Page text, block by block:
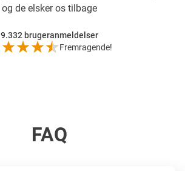
og de elsker os tilbage
9.332 brugeranmeldelser
Fremragende!
FAQ